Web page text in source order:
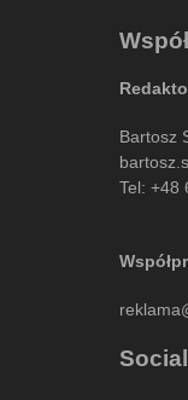
Bartosz
Tel: +48